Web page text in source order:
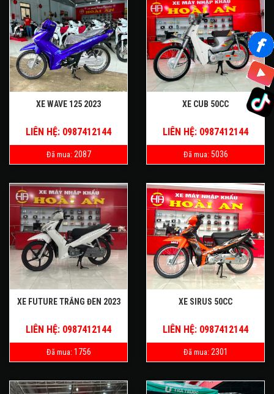
XE WAVE 125 2023
LIÊN HỆ: 0987412144
Đã mua: 2087
XE CUB 50CC
LIÊN HỆ: 0987412144
Đã mua: 5036
XE FUTURE TRẮNG ĐEN 2023
LIÊN HỆ: 0987412144
Đã mua: 1756
XE SIRUS 50CC
LIÊN HỆ: 0987412144
Đã mua: 2301